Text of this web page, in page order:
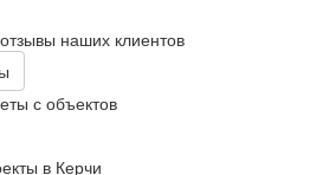
наших клиентов
с объектов
в Керчи